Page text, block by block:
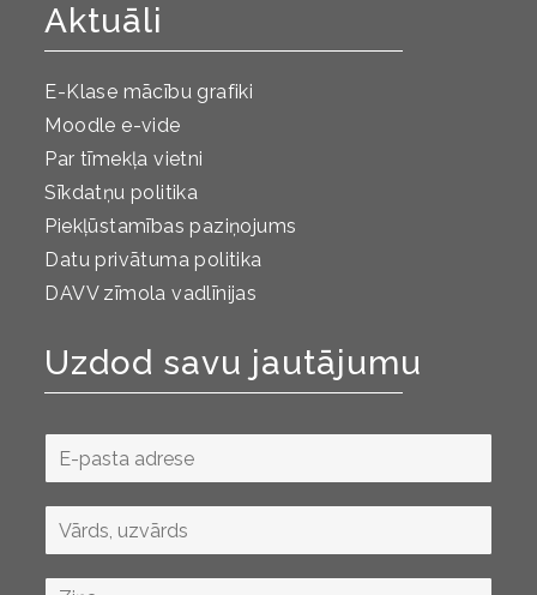
Aktuāli
E-Klase mācību grafiki
Moodle e-vide
Par tīmekļa vietni
Sīkdatņu politika
Piekļūstamības paziņojums
Datu privātuma politika
DAVV zīmola vadlīnijas
Uzdod savu jautājumu